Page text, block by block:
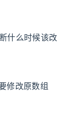
什么时候该改
修改原数组